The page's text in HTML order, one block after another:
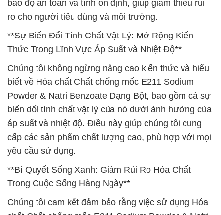
bảo độ an toàn và tính ổn định, giúp giảm thiểu rủi
ro cho người tiêu dùng và môi trường.
**Sự Biến Đổi Tính Chất Vật Lý: Mở Rộng Kiến
Thức Trong Lĩnh Vực Áp Suất và Nhiệt Độ**
Chúng tôi không ngừng nâng cao kiến thức và hiểu
biết về Hóa chất Chất chống mốc E211 Sodium
Powder & Natri Benzoate Dạng Bột, bao gồm cả sự
biến đổi tính chất vật lý của nó dưới ảnh hưởng của
áp suất và nhiệt độ. Điều này giúp chúng tôi cung
cấp các sản phẩm chất lượng cao, phù hợp với mọi
yêu cầu sử dụng.
**Bí Quyết Sống Xanh: Giảm Rủi Ro Hóa Chất
Trong Cuộc Sống Hàng Ngày**
Chúng tôi cam kết đảm bảo rằng việc sử dụng Hóa